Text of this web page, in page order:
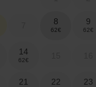
8 9
14
21 22 23